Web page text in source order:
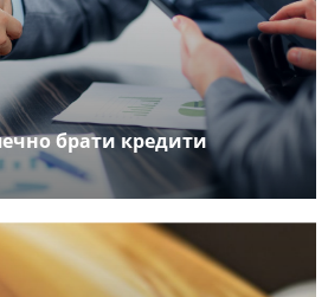
брати кредити